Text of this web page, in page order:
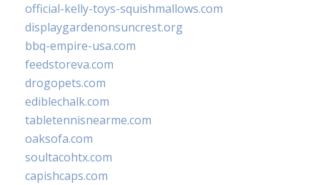
official-kelly-toys-squishmallows.com
displaygardenonsuncrest.org
bbq-empire-usa.com
feedstoreva.com
drogopets.com
ediblechalk.com
tabletennisnearme.com
oaksofa.com
soultacohtx.com
capishcaps.com